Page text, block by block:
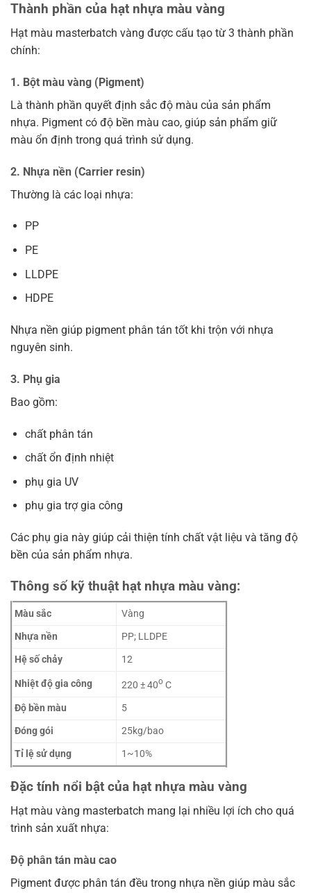
Thành phần của hạt nhựa màu vàng
Hạt màu masterbatch vàng được cấu tạo từ 3 thành phần
chính:
1. Bột màu vàng (Pigment)
Là thành phần quyết định sắc độ màu của sản phẩm
nhựa. Pigment có độ bền màu cao, giúp sản phẩm giữ
màu ổn định trong quá trình sử dụng.
2. Nhựa nền (Carrier resin)
Thường là các loại nhựa:
PP
PE
LLDPE
HDPE
Nhựa nền giúp pigment phân tán tốt khi trộn với nhựa
nguyên sinh.
3. Phụ gia
Bao gồm:
chất phân tán
chất ổn định nhiệt
phụ gia UV
phụ gia trợ gia công
Các phụ gia này giúp cải thiện tính chất vật liệu và tăng độ
bền của sản phẩm nhựa.
Thông số kỹ thuật hạt nhựa màu vàng:
Màu sắc
Vàng
Nhựa nền
PP; LLDPE
Hệ số chảy
12
Nhiệt độ gia công 220 ± 40o C
Độ bền màu
5
Đóng gói
25kg/bao
Tỉ lệ sử dụng
1~10%
Đặc tính nổi bật của hạt nhựa màu vàng
Hạt màu vàng masterbatch mang lại nhiều lợi ích cho quá
trình sản xuất nhựa:
Độ phân tán màu cao
Pigment được phân tán đều trong nhựa nền giúp màu sắc